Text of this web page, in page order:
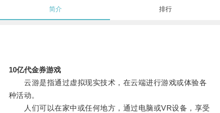
简介 排行
10亿代金券游戏
云游是指通过虚拟现实技术，在云端进行游戏或体验各
种活动。
人们可以在家中或任何地方，通过电脑或VR设备，享受